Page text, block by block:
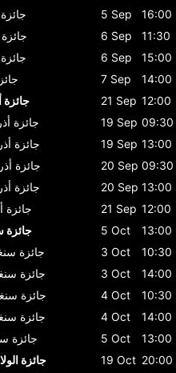
5 Sep
16:00
6 Sep
11:30
6 Sep
15:00
7 Sep
14:00
جائزة
21 Sep 12:00
جائزة
19 Sep 09:30
جائزة
19 Sep 13:00
جائزة
20 Sep 09:30
جائزة
20 Sep 13:00
جائزة
21 Sep 12:00
جائزة
5 Oct
13:00
جائزة
3 Oct
10:30
جائزة
3 Oct
14:00
جائزة
4 Oct
10:30
جائزة
4 Oct
14:00
جائزة
5 Oct
13:00
جائزة
19 Oct 20:00